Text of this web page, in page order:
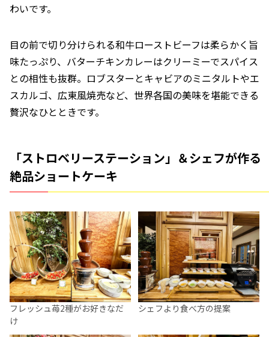
わいです。
目の前で切り分けられる和牛ローストビーフは柔らかく旨
味たっぷり、バターチキンカレーはクリーミーでスパイス
との相性も抜群。ロブスターとキャビアのミニタルトやエ
スカルゴ、広東風焼売など、世界各国の美味を堪能できる
贅沢なひとときです。
「ストロベリーステーション」＆シェフが作る
絶品ショートケーキ
フレッシュ苺2種がお好きなだ
け
シェフより食べ方の提案